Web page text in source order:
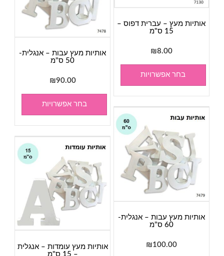
אותיות מעץ – עברית דפוס –
15 ס"מ
₪8.00
בחר אפשרויות
אותיות מעץ עבות – אנגלית-
50 ס"מ
₪90.00
בחר אפשרויות
אותיות מעץ עבות – אנגלית-
60 ס"מ
₪100.00
אותיות מעץ עומדות – אנגלית
– 15 ס"מ